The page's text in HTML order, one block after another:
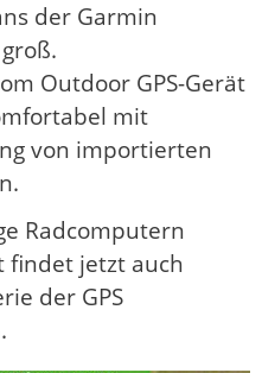
der Garmin
Outdoor GPS-Gerät
mit
von importierten
Radcomputern
findet jetzt auch
der GPS